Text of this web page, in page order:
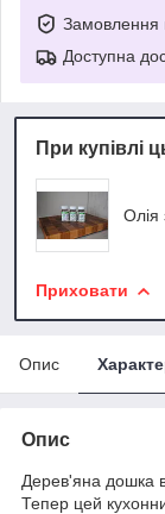
Замовлення
Доступна
При купівлі
Олія
Приховати
Опис
Опис
Дерев'яна дошка
Тепер цей